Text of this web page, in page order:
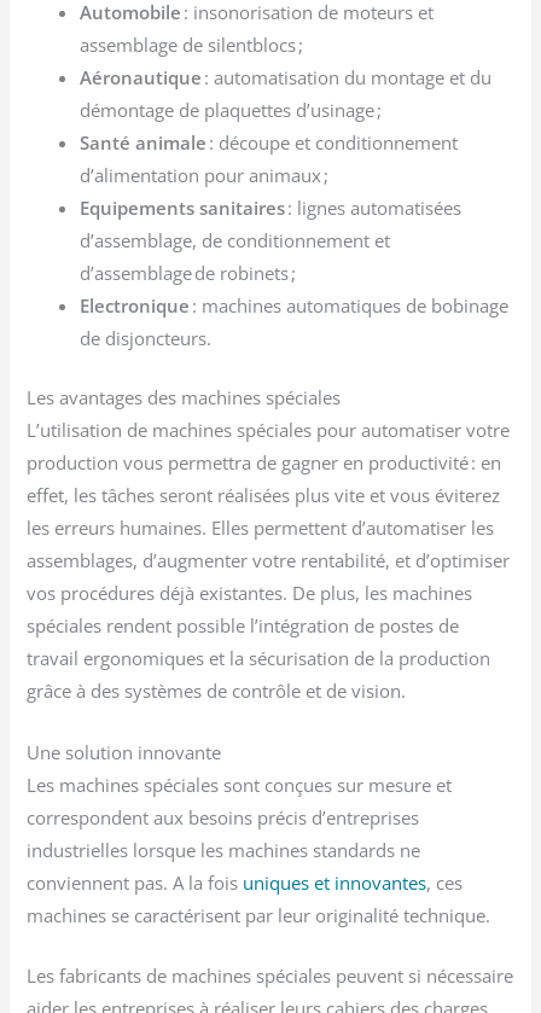
Automobile : insonorisation de moteurs et
assemblage de silentblocs ;
Aéronautique : automatisation du montage et du
démontage de plaquettes d’usinage ;
Santé animale : découpe et conditionnement
d’alimentation pour animaux ;
Equipements sanitaires: lignes automatisées
d’assemblage, de conditionnement et
d’assemblage de robinets ;
Electronique : machines automatiques de bobinage
de disjoncteurs.
Les avantages des machines spéciales
L’utilisation de machines spéciales pour automatiser votre
production vous permettra de gagner en productivité : en
effet, les tâches seront réalisées plus vite et vous éviterez
les erreurs humaines. Elles permettent d’automatiser les
assemblages, d’augmenter votre rentabilité, et d’optimiser
vos procédures déjà existantes. De plus, les machines
spéciales rendent possible l’intégration de postes de
travail ergonomiques et la sécurisation de la production
grâce à des systèmes de contrôle et de vision.
Une solution innovante
Les machines spéciales sont conçues sur mesure et
correspondent aux besoins précis d’entreprises
industrielles lorsque les machines standards ne
conviennent pas. A la fois uniques et innovantes, ces
machines se caractérisent par leur originalité technique.
Les fabricants de machines spéciales peuvent si nécessaire
aider les entreprises à réaliser leurs cahiers des charges.